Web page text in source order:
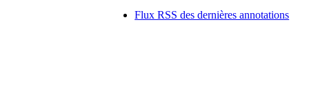
Flux RSS des dernières annotations